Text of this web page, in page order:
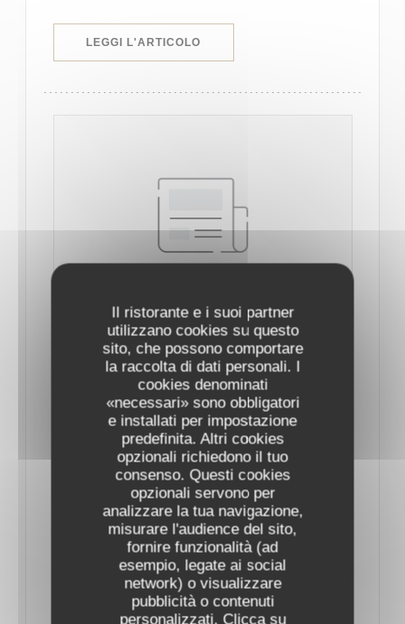
Il ristorante e i suoi partner
utilizzano cookies su questo
sito, che possono comportare
la raccolta di dati personali. I
cookies denominati
«necessari» sono obbligatori
e installati per impostazione
predefinita. Altri cookies
opzionali richiedono il tuo
consenso. Questi cookies
opzionali servono per
analizzare la tua navigazione,
misurare l'audience del sito,
fornire funzionalità (ad
esempio, legate ai social
network) o visualizzare
pubblicità o contenuti
personalizzati. Clicca su
LEGGI L'ARTICOLO
SAINT-VALENTIN 2025 : LES MENUS DE
CHEFS DE RESTAURANTS POUR UNE
PARENTHÈSE ENCHANTÉE À PARIS
Cette année encore, les chefs mettent les petits
plats dans les grands pour séduire les gourmets.
Le 14 février, tout doit être parfait : qu’on soit
adepte d’ambiance romantique et de lumières
tamisées, ou d’une ambiance plus festive, le dîner
de la Saint-Valentin doit faire chavirer les cœurs.